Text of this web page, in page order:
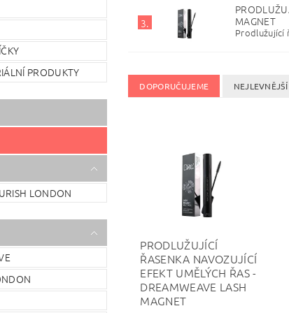
PRODUKTY
LONDON
3.
MAGNET
Prodlužující
DOPORUČUJEME NEJLEVNĚJŠÍ
PRODLUŽUJÍCÍ
ŘASENKA NAVOZUJÍCÍ
EFEKT UMĚLÝCH ŘAS -
DREAMWEAVE LASH
MAGNET